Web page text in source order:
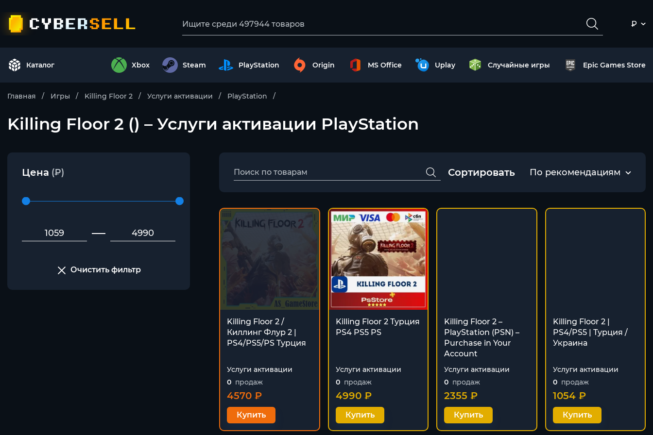
₽
Каталог Xbox Steam PlayStation Origin MS Office Uplay Случайные игры Epic Games Store
Главная Игры Killing Floor 2 Услуги активации PlayStation
Killing Floor 2 () – Услуги активации PlayStation
Цена (₽)
Очистить фильтр
Сортировать По рекомендациям
Killing Floor 2 /
Киллинг Флур 2 |
PS4/PS5/PS Турция
Услуги активации
0 продаж
4570 ₽
Купить
Killing Floor 2 Турция
PS4 PS5 PS
Услуги активации
0 продаж
4990 ₽
Купить
Killing Floor 2 –
PlayStation (PSN) –
Purchase in Your
Account
Услуги активации
0 продаж
2355 ₽
Купить
Killing Floor 2 |
PS4/PS5 | Турция /
Украина
Услуги активации
0 продаж
1054 ₽
Купить